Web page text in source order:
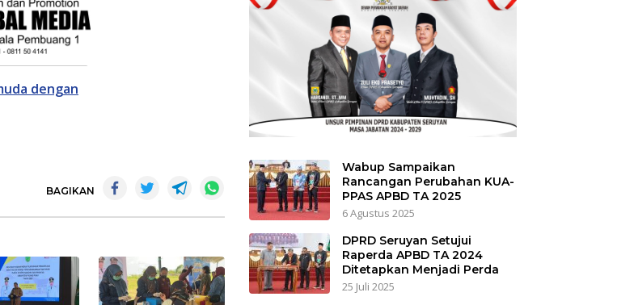
dengan
BAGIKAN
Wabup Sampaikan
Rancangan Perubahan KUA-
PPAS APBD TA 2025
6 Agustus 2025
DPRD Seruyan Setujui
Raperda APBD TA 2024
Ditetapkan Menjadi Perda
25 Juli 2025